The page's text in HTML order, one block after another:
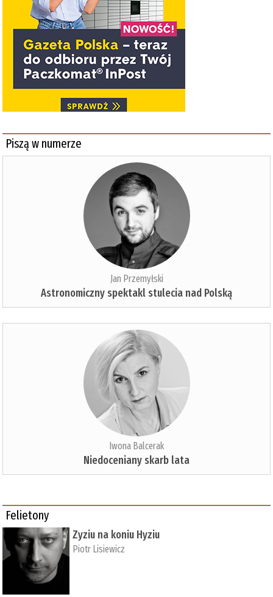
Piszą w numerze
Jan Przemyłski
Astronomiczny spektakl stulecia nad Polską
Iwona Balcerak
Niedoceniany skarb lata
Felietony
Zyziu na koniu Hyziu
Piotr Lisiewicz